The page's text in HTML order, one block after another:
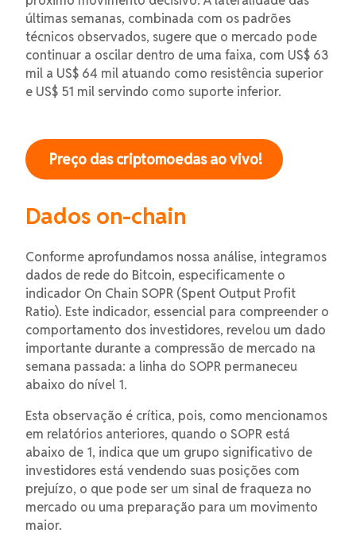
últimas semanas, combinada com os padrões
técnicos observados, sugere que o mercado pode
continuar a oscilar dentro de uma faixa, com US$ 63
mil a US$ 64 mil atuando como resistência superior
e US$ 51 mil servindo como suporte inferior.
Preço das criptomoedas ao vivo!
Dados on-chain
Conforme aprofundamos nossa análise, integramos
dados de rede do Bitcoin, especificamente o
indicador On Chain SOPR (Spent Output Profit
Ratio). Este indicador, essencial para compreender o
comportamento dos investidores, revelou um dado
importante durante a compressão de mercado na
semana passada: a linha do SOPR permaneceu
abaixo do nível 1.
Esta observação é crítica, pois, como mencionamos
em relatórios anteriores, quando o SOPR está
abaixo de 1, indica que um grupo significativo de
investidores está vendendo suas posições com
prejuízo, o que pode ser um sinal de fraqueza no
mercado ou uma preparação para um movimento
maior.